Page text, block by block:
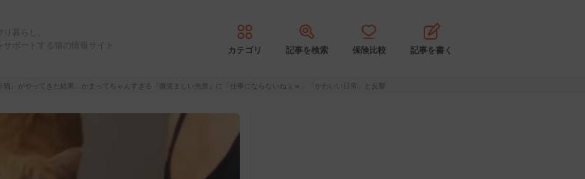
り暮らし。
サポートする猫の情報サイト
カテゴリ 記事を検索 保険比較 記事を書く
猫』がやってきた結果…かまってちゃんすぎる『微笑ましい光景』に「仕事にならないねぇｗ」「かわいい日常」と反響